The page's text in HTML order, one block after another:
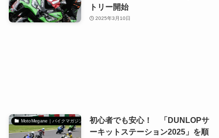
トリー開始
2025年3月10日
MotoMegane｜バイクマガジン
初心者でも安心！ 「DUNLOPサ
ーキットステーション2025」を順